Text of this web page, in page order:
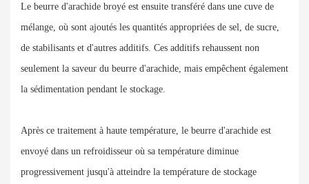
Le beurre d'arachide broyé est ensuite transféré dans une cuve de
mélange, où sont ajoutés les quantités appropriées de sel, de sucre,
de stabilisants et d'autres additifs. Ces additifs rehaussent non
seulement la saveur du beurre d'arachide, mais empêchent également
la sédimentation pendant le stockage.
Après ce traitement à haute température, le beurre d'arachide est
envoyé dans un refroidisseur où sa température diminue
progressivement jusqu'à atteindre la température de stockage